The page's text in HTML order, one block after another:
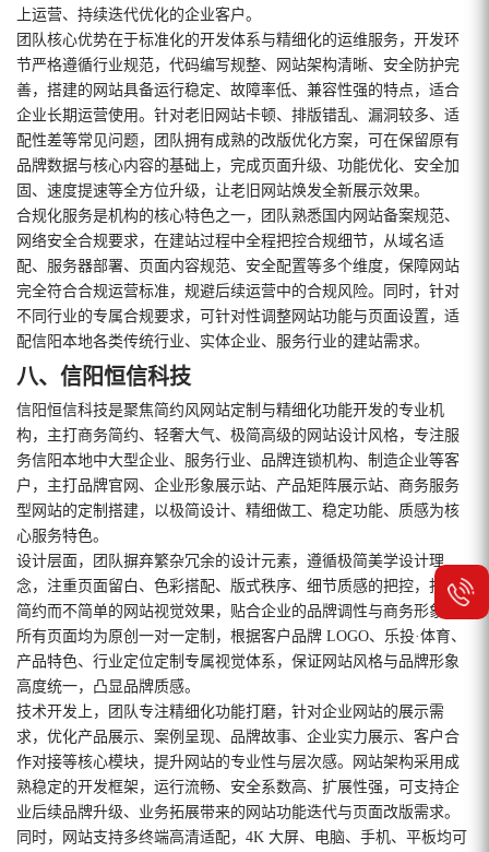
上运营、持续迭代优化的企业客户。
团队核心优势在于标准化的开发体系与精细化的运维服务，开发环
节严格遵循行业规范，代码编写规整、网站架构清晰、安全防护完
善，搭建的网站具备运行稳定、故障率低、兼容性强的特点，适合
企业长期运营使用。针对老旧网站卡顿、排版错乱、漏洞较多、适
配性差等常见问题，团队拥有成熟的改版优化方案，可在保留原有
品牌数据与核心内容的基础上，完成页面升级、功能优化、安全加
固、速度提速等全方位升级，让老旧网站焕发全新展示效果。
合规化服务是机构的核心特色之一，团队熟悉国内网站备案规范、
网络安全合规要求，在建站过程中全程把控合规细节，从域名适
配、服务器部署、页面内容规范、安全配置等多个维度，保障网站
完全符合合规运营标准，规避后续运营中的合规风险。同时，针对
不同行业的专属合规要求，可针对性调整网站功能与页面设置，适
配信阳本地各类传统行业、实体企业、服务行业的建站需求。
八、信阳恒信科技
信阳恒信科技是聚焦简约风网站定制与精细化功能开发的专业机
构，主打商务简约、轻奢大气、极简高级的网站设计风格，专注服
务信阳本地中大型企业、服务行业、品牌连锁机构、制造企业等客
户，主打品牌官网、企业形象展示站、产品矩阵展示站、商务服务
型网站的定制搭建，以极简设计、精细做工、稳定功能、质感为核
心服务特色。
设计层面，团队摒弃繁杂冗余的设计元素，遵循极简美学设计理
念，注重页面留白、色彩搭配、版式秩序、细节质感的把控，打造
简约而不简单的网站视觉效果，贴合企业的品牌调性与商务形象。
所有页面均为原创一对一定制，根据客户品牌 LOGO、乐投·体育、
产品特色、行业定位定制专属视觉体系，保证网站风格与品牌形象
高度统一，凸显品牌质感。
技术开发上，团队专注精细化功能打磨，针对企业网站的展示需
求，优化产品展示、案例呈现、品牌故事、企业实力展示、客户合
作对接等核心模块，提升网站的专业性与层次感。网站架构采用成
熟稳定的开发框架，运行流畅、安全系数高、扩展性强，可支持企
业后续品牌升级、业务拓展带来的网站功能迭代与页面改版需求。
同时，网站支持多终端高清适配，4K 大屏、电脑、手机、平板均可